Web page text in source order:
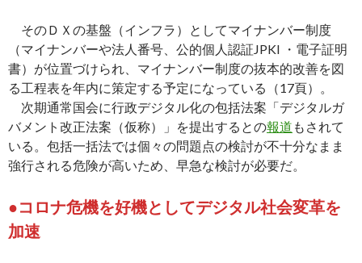
そのＤＸの基盤（インフラ）としてマイナンバー制度
（マイナンバーや法人番号、公的個人認証JPKI ・電子証明
書）が位置づけられ、マイナンバー制度の抜本的改善を図
る工程表を年内に策定する予定になっている（17頁）。
次期通常国会に行政デジタル化の包括法案「デジタルガ
バメント改正法案（仮称）」を提出するとの報道 もされて
いる。包括一括法では個々の問題点の検討が不十分なまま
強行される危険が高いため、早急な検討が必要だ。
●コロナ危機を好機としてデジタル社会変革を
加速